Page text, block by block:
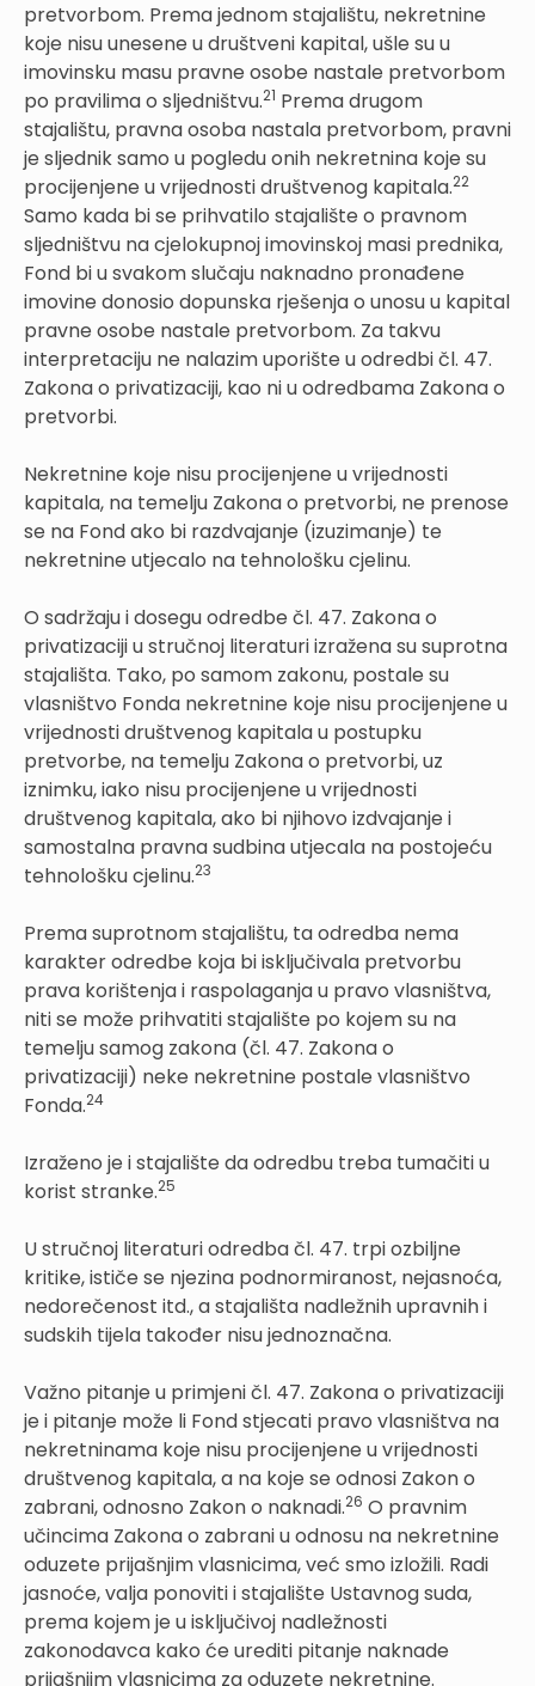
pretvorbom. Prema jednom stajalištu, nekretnine
koje nisu unesene u društveni kapital, ušle su u
imovinsku masu pravne osobe nastale pretvorbom
po pravilima o sljedništvu.21 Prema drugom
stajalištu, pravna osoba nastala pretvorbom, pravni
je sljednik samo u pogledu onih nekretnina koje su
procijenjene u vrijednosti društvenog kapitala.22
Samo kada bi se prihvatilo stajalište o pravnom
sljedništvu na cjelokupnoj imovinskoj masi prednika,
Fond bi u svakom slučaju naknadno pronađene
imovine donosio dopunska rješenja o unosu u kapital
pravne osobe nastale pretvorbom. Za takvu
interpretaciju ne nalazim uporište u odredbi čl. 47.
Zakona o privatizaciji, kao ni u odredbama Zakona o
pretvorbi.
Nekretnine koje nisu procijenjene u vrijednosti
kapitala, na temelju Zakona o pretvorbi, ne prenose
se na Fond ako bi razdvajanje (izuzimanje) te
nekretnine utjecalo na tehnološku cjelinu.
O sadržaju i dosegu odredbe čl. 47. Zakona o
privatizaciji u stručnoj literaturi izražena su suprotna
stajališta. Tako, po samom zakonu, postale su
vlasništvo Fonda nekretnine koje nisu procijenjene u
vrijednosti društvenog kapitala u postupku
pretvorbe, na temelju Zakona o pretvorbi, uz
iznimku, iako nisu procijenjene u vrijednosti
društvenog kapitala, ako bi njihovo izdvajanje i
samostalna pravna sudbina utjecala na postojeću
tehnološku cjelinu.23
Prema suprotnom stajalištu, ta odredba nema
karakter odredbe koja bi isključivala pretvorbu
prava korištenja i raspolaganja u pravo vlasništva,
niti se može prihvatiti stajalište po kojem su na
temelju samog zakona (čl. 47. Zakona o
privatizaciji) neke nekretnine postale vlasništvo
Fonda.24
Izraženo je i stajalište da odredbu treba tumačiti u
korist stranke.25
U stručnoj literaturi odredba čl. 47. trpi ozbiljne
kritike, ističe se njezina podnormiranost, nejasnoća,
nedorečenost itd., a stajališta nadležnih upravnih i
sudskih tijela također nisu jednoznačna.
Važno pitanje u primjeni čl. 47. Zakona o privatizaciji
je i pitanje može li Fond stjecati pravo vlasništva na
nekretninama koje nisu procijenjene u vrijednosti
društvenog kapitala, a na koje se odnosi Zakon o
zabrani, odnosno Zakon o naknadi.26 O pravnim
učincima Zakona o zabrani u odnosu na nekretnine
oduzete prijašnjim vlasnicima, već smo izložili. Radi
jasnoće, valja ponoviti i stajalište Ustavnog suda,
prema kojem je u isključivoj nadležnosti
zakonodavca kako će urediti pitanje naknade
prijašnjim vlasnicima za oduzete nekretnine.